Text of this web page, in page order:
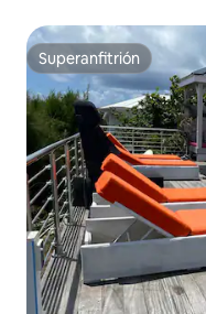
Superanfitrión
Superanfitrión